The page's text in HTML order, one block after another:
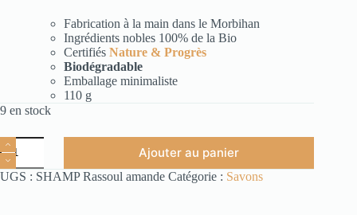
Fabrication à la main dans le Morbihan
Ingrédients nobles 100% de la Bio
Certifiés Nature & Progrès
Biodégradable
Emballage minimaliste
110 g
9 en stock
Ajouter au panier
UGS : SHAMP Rassoul amande Catégorie : Savons